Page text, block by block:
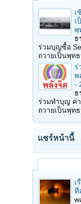
เ
เ
พุ
ธ
ร่วมบุญซื้อ
ถวายเป็นพุท
ร่
พ
-
ธ
ร่วมทำบุญ ค่า
ถวายเป็นพุท
แชร์หน้านี้
เ
ที่